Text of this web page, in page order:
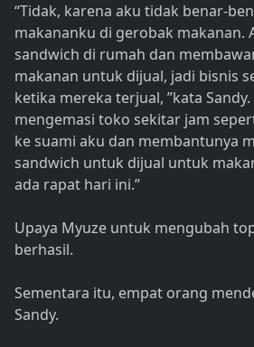
“Tidak, karena aku tidak benar-
makananku di gerobak makanan.
sandwich di rumah dan
makanan untuk dijual, jadi bisnis
ketika mereka terjual, ”kata Sandy.
mengemasi toko sekitar jam
ke suami aku dan membantunya
sandwich untuk dijual untuk
ada rapat hari ini.”
Upaya Myuze untuk mengubah
berhasil.
Sementara itu, empat orang
Sandy.